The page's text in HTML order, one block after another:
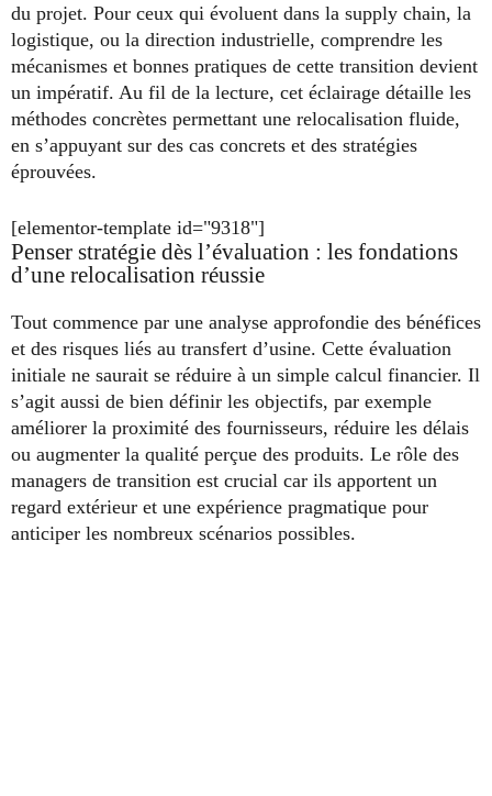
du projet. Pour ceux qui évoluent dans la supply chain, la
logistique, ou la direction industrielle, comprendre les
mécanismes et bonnes pratiques de cette transition devient
un impératif. Au fil de la lecture, cet éclairage détaille les
méthodes concrètes permettant une relocalisation fluide,
en s’appuyant sur des cas concrets et des stratégies
éprouvées.
[elementor-template id="9318"]
Penser stratégie dès l’évaluation : les fondations
d’une relocalisation réussie
Tout commence par une analyse approfondie des bénéfices
et des risques liés au transfert d’usine. Cette évaluation
initiale ne saurait se réduire à un simple calcul financier. Il
s’agit aussi de bien définir les objectifs, par exemple
améliorer la proximité des fournisseurs, réduire les délais
ou augmenter la qualité perçue des produits. Le rôle des
managers de transition est crucial car ils apportent un
regard extérieur et une expérience pragmatique pour
anticiper les nombreux scénarios possibles.